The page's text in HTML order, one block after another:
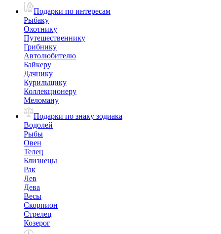
Подарки по интересам
Рыбаку
Охотнику
Путешественнику
Грибнику
Автолюбителю
Байкеру
Дачнику
Курильщику
Коллекционеру
Меломану
Подарки по знаку зодиака
Водолей
Рыбы
Овен
Телец
Близнецы
Рак
Лев
Дева
Весы
Скорпион
Стрелец
Козерог